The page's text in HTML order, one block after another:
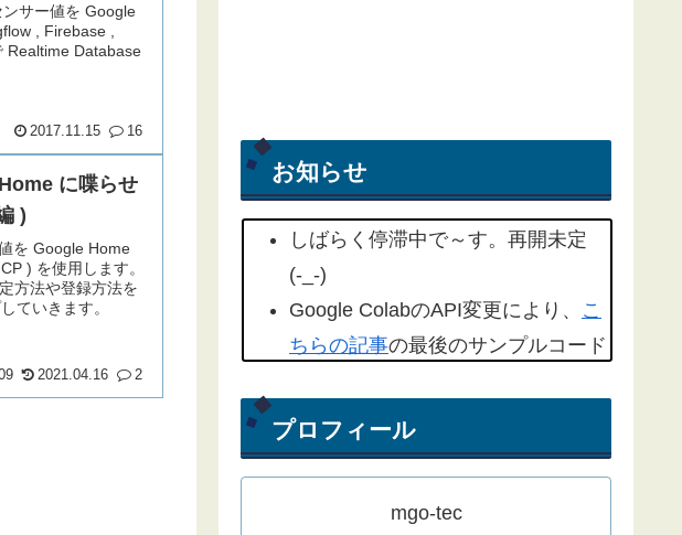
サー値を Google
, Firebase ,
Realtime Database
2017.11.15 16
に喋らせ
)
を Google Home
) を使用します。
方法や登録方法を
ていきます。
2021.04.16 2
お知らせ
しばらく停滞中で～す。再開未定
(-_-)
Google ColabのAPI変更により、 こ
ちらの記事の最後のサンプルコード
こちらの記事
庁天気予報に変更したものを追記し
(2022/09/02)
プロフィール
mgo-tec